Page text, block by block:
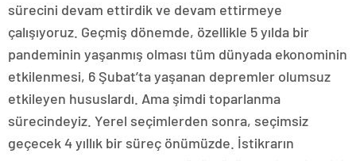
sürecini devam ettirdik ve devam ettirmeye
çalışıyoruz. Geçmiş dönemde, özellikle 5 yılda bir
pandeminin yaşanmış olması tüm dünyada ekonominin
etkilenmesi, 6 Şubat’ta yaşanan depremler olumsuz
etkileyen hususlardı. Ama şimdi toparlanma
sürecindeyiz. Yerel seçimlerden sonra, seçimsiz
geçecek 4 yıllık bir süreç önümüzde. İstikrarın